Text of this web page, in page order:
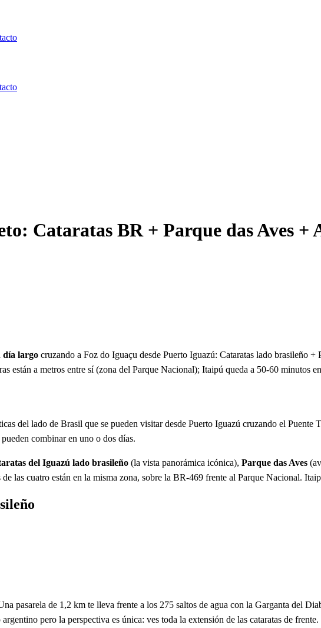
Cataratas BR + Parque das Aves
día largo cruzando a Foz do Iguaçu desde Puerto Iguazú: Cataratas lado brasileño
están a metros entre sí (zona del Parque Nacional); Itaipú queda a 50-60 minutos
del lado de Brasil que se pueden visitar desde Puerto Iguazú cruzando el
pueden combinar en uno o dos días.
del Iguazú lado brasileño (la vista panorámica icónica), Parque das Aves
las cuatro están en la misma zona, sobre la BR-469 frente al Parque Nacional.
pasarela de 1,2 km te lleva frente a los 275 saltos de agua con la Garganta del
pero la perspectiva es única: ves toda la extensión de las cataratas de frente.